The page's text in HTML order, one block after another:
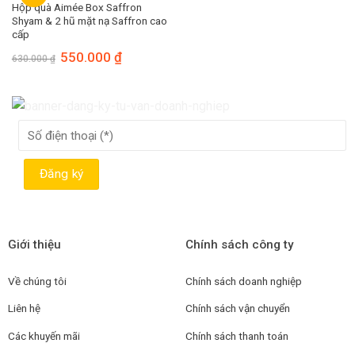
Hộp quà Aimée Box Saffron
Shyam & 2 hũ mặt nạ Saffron cao
cấp
630.000₫ 550.000₫
Giới thiệu
Về chúng tôi
Liên hệ
Các khuyến mãi
Chính sách công ty
Chính sách doanh nghiệp
Chính sách vận chuyển
Chính sách thanh toán